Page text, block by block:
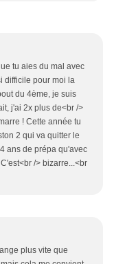
tu aies du mal avec
difficile pour moi la
du 4ème, je suis
j'ai 2x plus de<br />
! Cette année tu
2 qui va quitter le
ans de prépa qu'avec
/> bizarre...<br
plus vite que